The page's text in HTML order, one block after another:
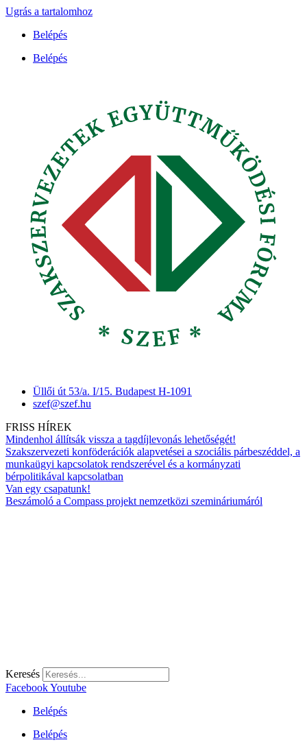
Ugrás a tartalomhoz
Belépés
Belépés
Üllői út 53/a. I/15. Budapest H-1091
szef@szef.hu
FRISS HÍREK
Mindenhol állítsák vissza a tagdíjlevonás lehetőségét!
Szakszervezeti konföderációk alapvetései a szociális párbeszéddel, a
munkaügyi kapcsolatok rendszerével és a kormányzati
bérpolitikával kapcsolatban
Van egy csapatunk!
Beszámoló a Compass projekt nemzetközi szemináriumáról
Keresés
FacebookYoutube
Belépés
Belépés